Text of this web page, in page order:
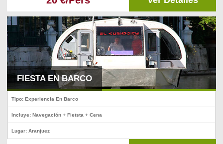
FIESTA EN BARCO
Tipo: Experiencia En Barco
Incluye: Navegación + Fietsta + Cena
Lugar: Aranjuez